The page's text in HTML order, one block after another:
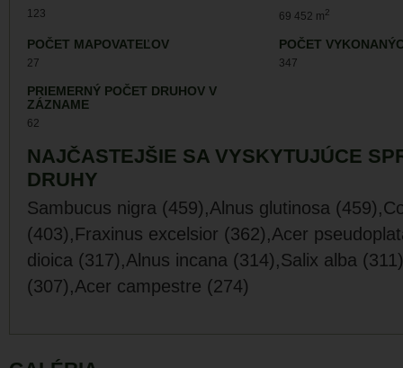
123 69 452 m2
POČET MAPOVATEĽOV
27
POČET
347
PRIEMERNÝ POČET DRUHOV V
ZÁZNAME
62
NAJČASTEJŠIE SA VYSKYTUJÚCE
DRUHY
Sambucus nigra (459),Alnus glutinosa
(403),Fraxinus excelsior (362),Acer
dioica (317),Alnus incana (314),Salix alba
(307),Acer campestre (274)